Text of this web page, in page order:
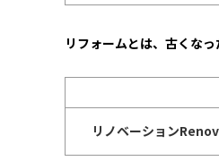
リフォームとは、古くな
リノベーション